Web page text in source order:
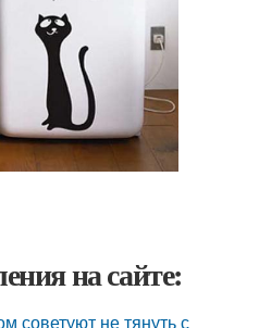
на сайте:
советуют не тянуть с